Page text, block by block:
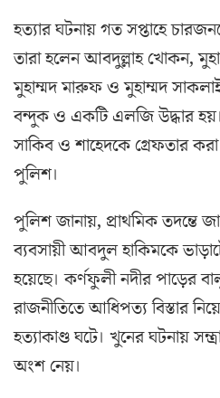
হত্যার ঘটনায় গত সপ্তাহে
তারা হলেন আবদুল্লাহ খোকন,
মুহাম্মদ মারুফ ও মুহাম্মদ
বন্দুক ও একটি এলজি উদ্ধার
সাকিব ও শাহেদকে গ্রেফতার
পুলিশ।
পুলিশ জানায়, প্রাথমিক তদন্তে
ব্যবসায়ী আবদুল হাকিমকে
হয়েছে। কর্ণফুলী নদীর পাড়ের
রাজনীতিতে আধিপত্য বিস্তার
হত্যাকাণ্ড ঘটে। খুনের ঘটনায়
অংশ নেয়।